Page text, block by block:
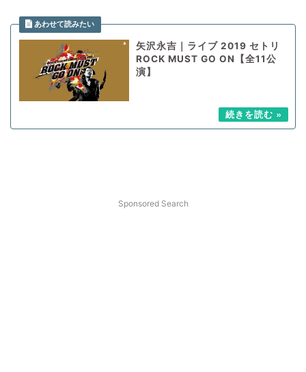
矢沢永吉｜ライブ 2019 セトリ
ROCK MUST GO ON【全11公
演】
Sponsored Search